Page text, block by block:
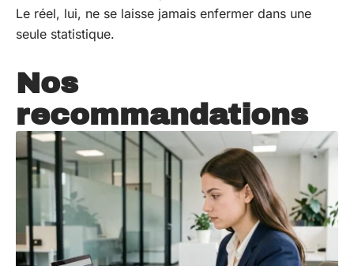
Le réel, lui, ne se laisse jamais enfermer dans une
seule statistique.
Nos
recommandations